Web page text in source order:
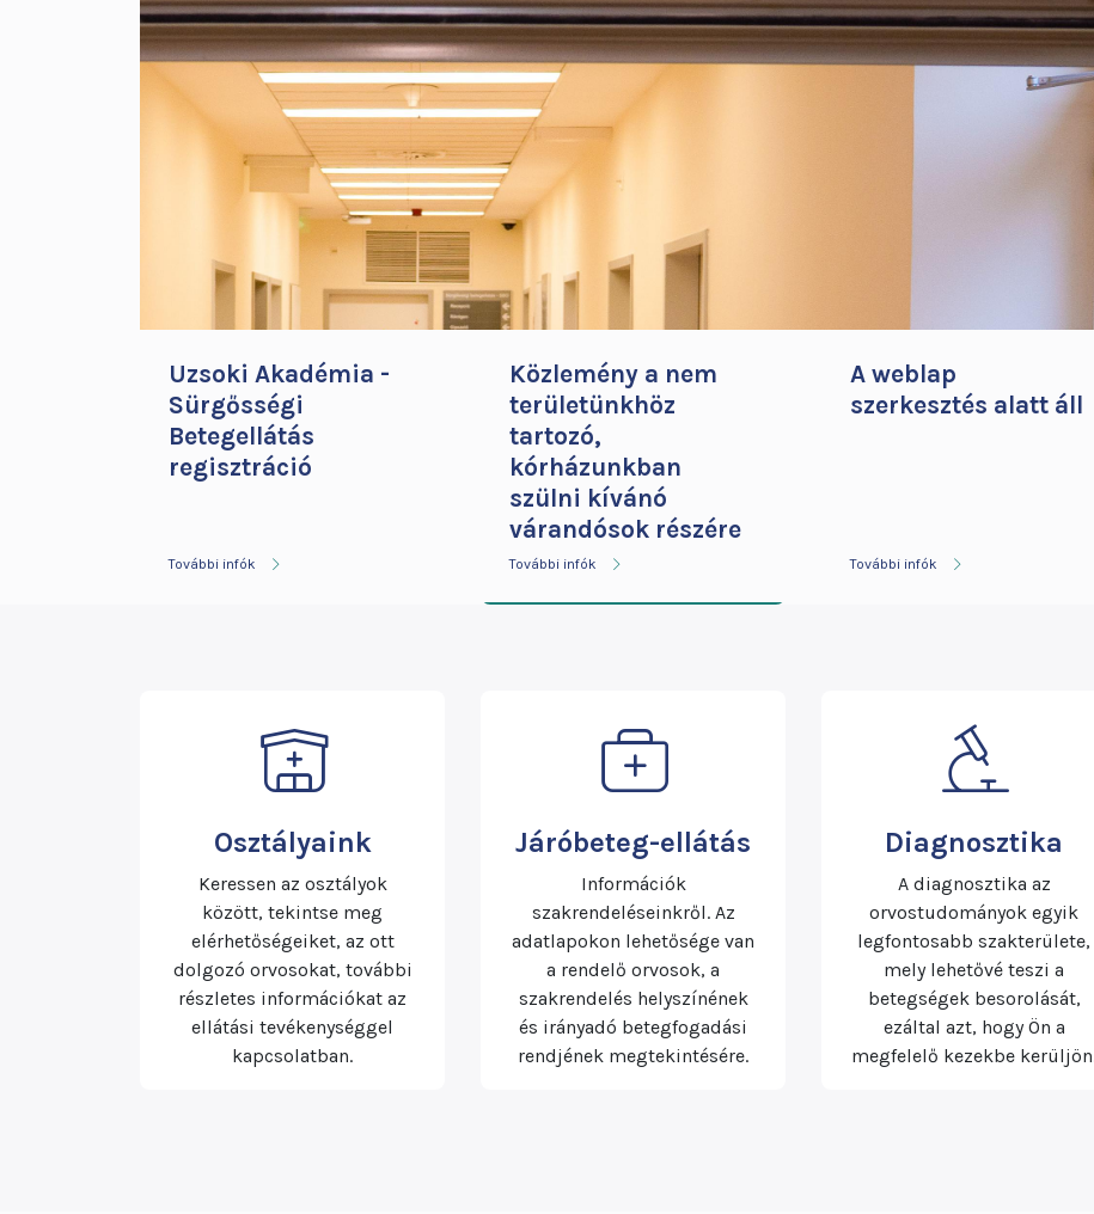
Uzsoki Akadémia -
Sürgősségi
Betegellátás
regisztráció
További infók
Közlemény a nem
területünkhöz
tartozó,
kórházunkban
szülni kívánó
várandósok részére
További infók
A weblap
szerkesztés alatt áll
További infók
Osztályaink
Keressen az osztályok
között, tekintse meg
elérhetőségeiket, az ott
dolgozó orvosokat, további
részletes információkat az
ellátási tevékenységgel
kapcsolatban.
Járóbeteg-ellátás
Információk
szakrendeléseinkről. Az
adatlapokon lehetősége van
a rendelő orvosok, a
szakrendelés helyszínének
és irányadó betegfogadási
rendjének megtekintésére.
Diagnosztika
A diagnosztika az
orvostudományok egyik
legfontosabb szakterülete,
mely lehetővé teszi a
betegségek besorolását,
ezáltal azt, hogy Ön a
megfelelő kezekbe